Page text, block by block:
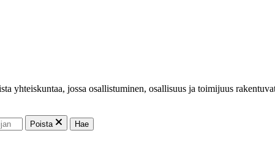
yhteiskuntaa, jossa osallistuminen, osallisuus ja toimijuus
Poista Hae